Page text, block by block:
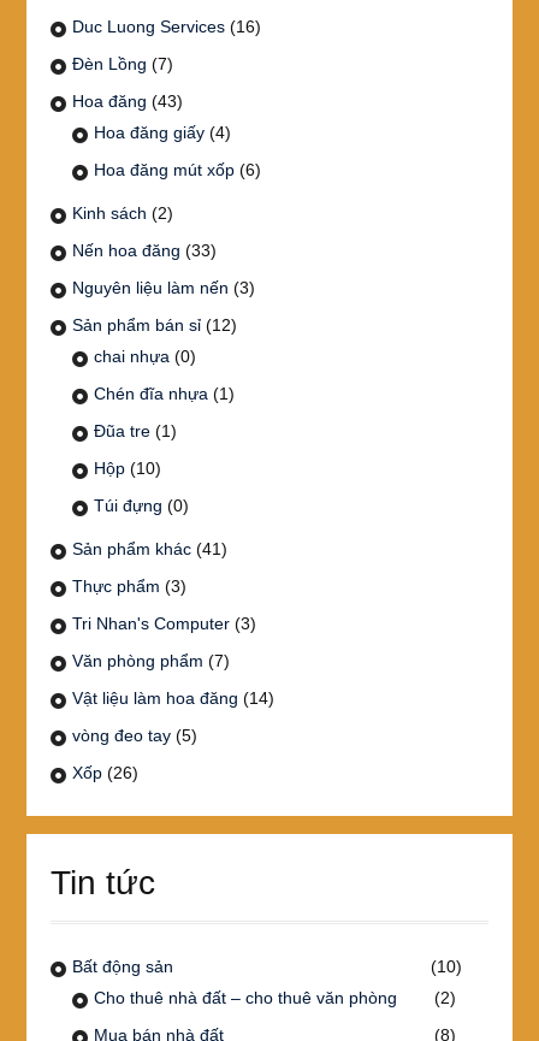
Duc Luong Services (16)
Đèn Lồng (7)
Hoa đăng (43)
Hoa đăng giấy (4)
Hoa đăng mút xốp (6)
Kinh sách (2)
Nến hoa đăng (33)
Nguyên liệu làm nến (3)
Sản phẩm bán sỉ (12)
chai nhựa (0)
Chén đĩa nhựa (1)
Đũa tre (1)
Hộp (10)
Túi đựng (0)
Sản phẩm khác (41)
Thực phẩm (3)
Tri Nhan's Computer (3)
Văn phòng phẩm (7)
Vật liệu làm hoa đăng (14)
vòng đeo tay (5)
Xốp (26)
Tin tức
Bất động sản
(10)
Cho thuê nhà đất – cho thuê văn phòng
(2)
Mua bán nhà đất
(8)